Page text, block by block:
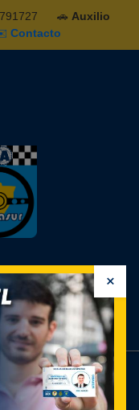
🚗 Auxilio
Contacto
Sign in
×